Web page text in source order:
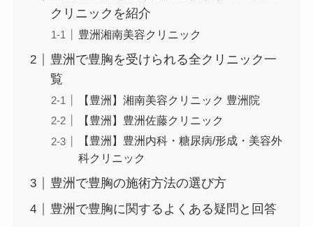
クリニックを紹介
豊洲湘南美容クリニック
豊洲で豊胸を受けられる全クリニック一
覧
【豊洲】湘南美容クリニック 豊洲院
【豊洲】豊洲佐藤クリニック
【豊洲】豊洲内科・糖尿病/形成・美容外
科クリニック
豊洲で豊胸の施術方法の選び方
豊洲で豊胸に関するよくある疑問と回答